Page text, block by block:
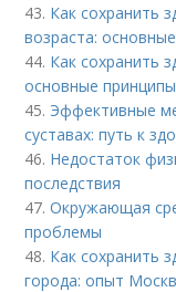
43. Как сохранить
возраста:
44. Как сохранить
основные
45. Эффективные
суставах: путь к
46. Недостаток
последствия
47.Окружающая
проблемы
48. Как сохранить
города: опыт